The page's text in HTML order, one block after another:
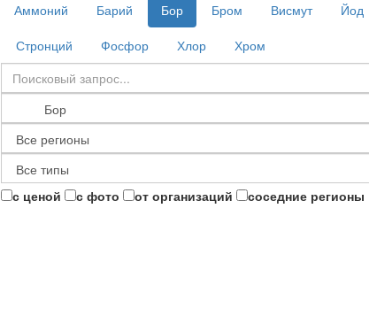
Аммоний
Барий Бор Бром Висмут Йод
Стронций
Фосфор Хлор Хром
с ценой с фото от организаций соседние регионы